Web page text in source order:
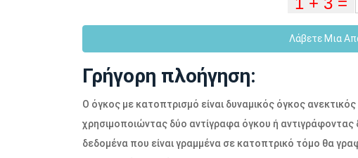
Λάβετε Μια
Γρήγορη πλοήγηση:
Ο όγκος με κατοπτρισμό είναι δυναμικός όγκος
χρησιμοποιώντας δύο αντίγραφα όγκου ή
δεδομένα που είναι γραμμένα σε κατοπτρικό τόμο θα